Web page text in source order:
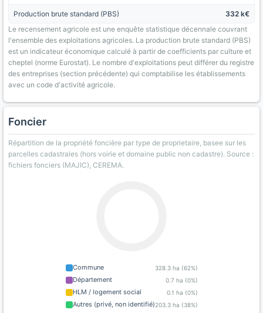
Production brute standard (PBS)
332 k€
Le recensement agricole est une enquête statistique décennale couvrant
l'ensemble des exploitations agricoles. La production brute standard (PBS)
est un indicateur économique calculé à partir de coefficients par culture et
cheptel (norme Eurostat). Le nombre d'exploitations peut différer du registre
des entreprises (section précédente) qui comptabilise les établissements
avec un code d'activité agricole.
Foncier
Répartition de la propriété foncière par type de proprietaire, basee sur les
parcelles cadastrales (hors voirie et domaine public non cadastre). Source :
fichiers fonciers (MAJIC), CEREMA.
Commune 328.3 ha (62%)
Département 0.7 ha (0%)
HLM / logement social 0.1 ha (0%)
Autres (privé, non identifié)203.3 ha (38%)